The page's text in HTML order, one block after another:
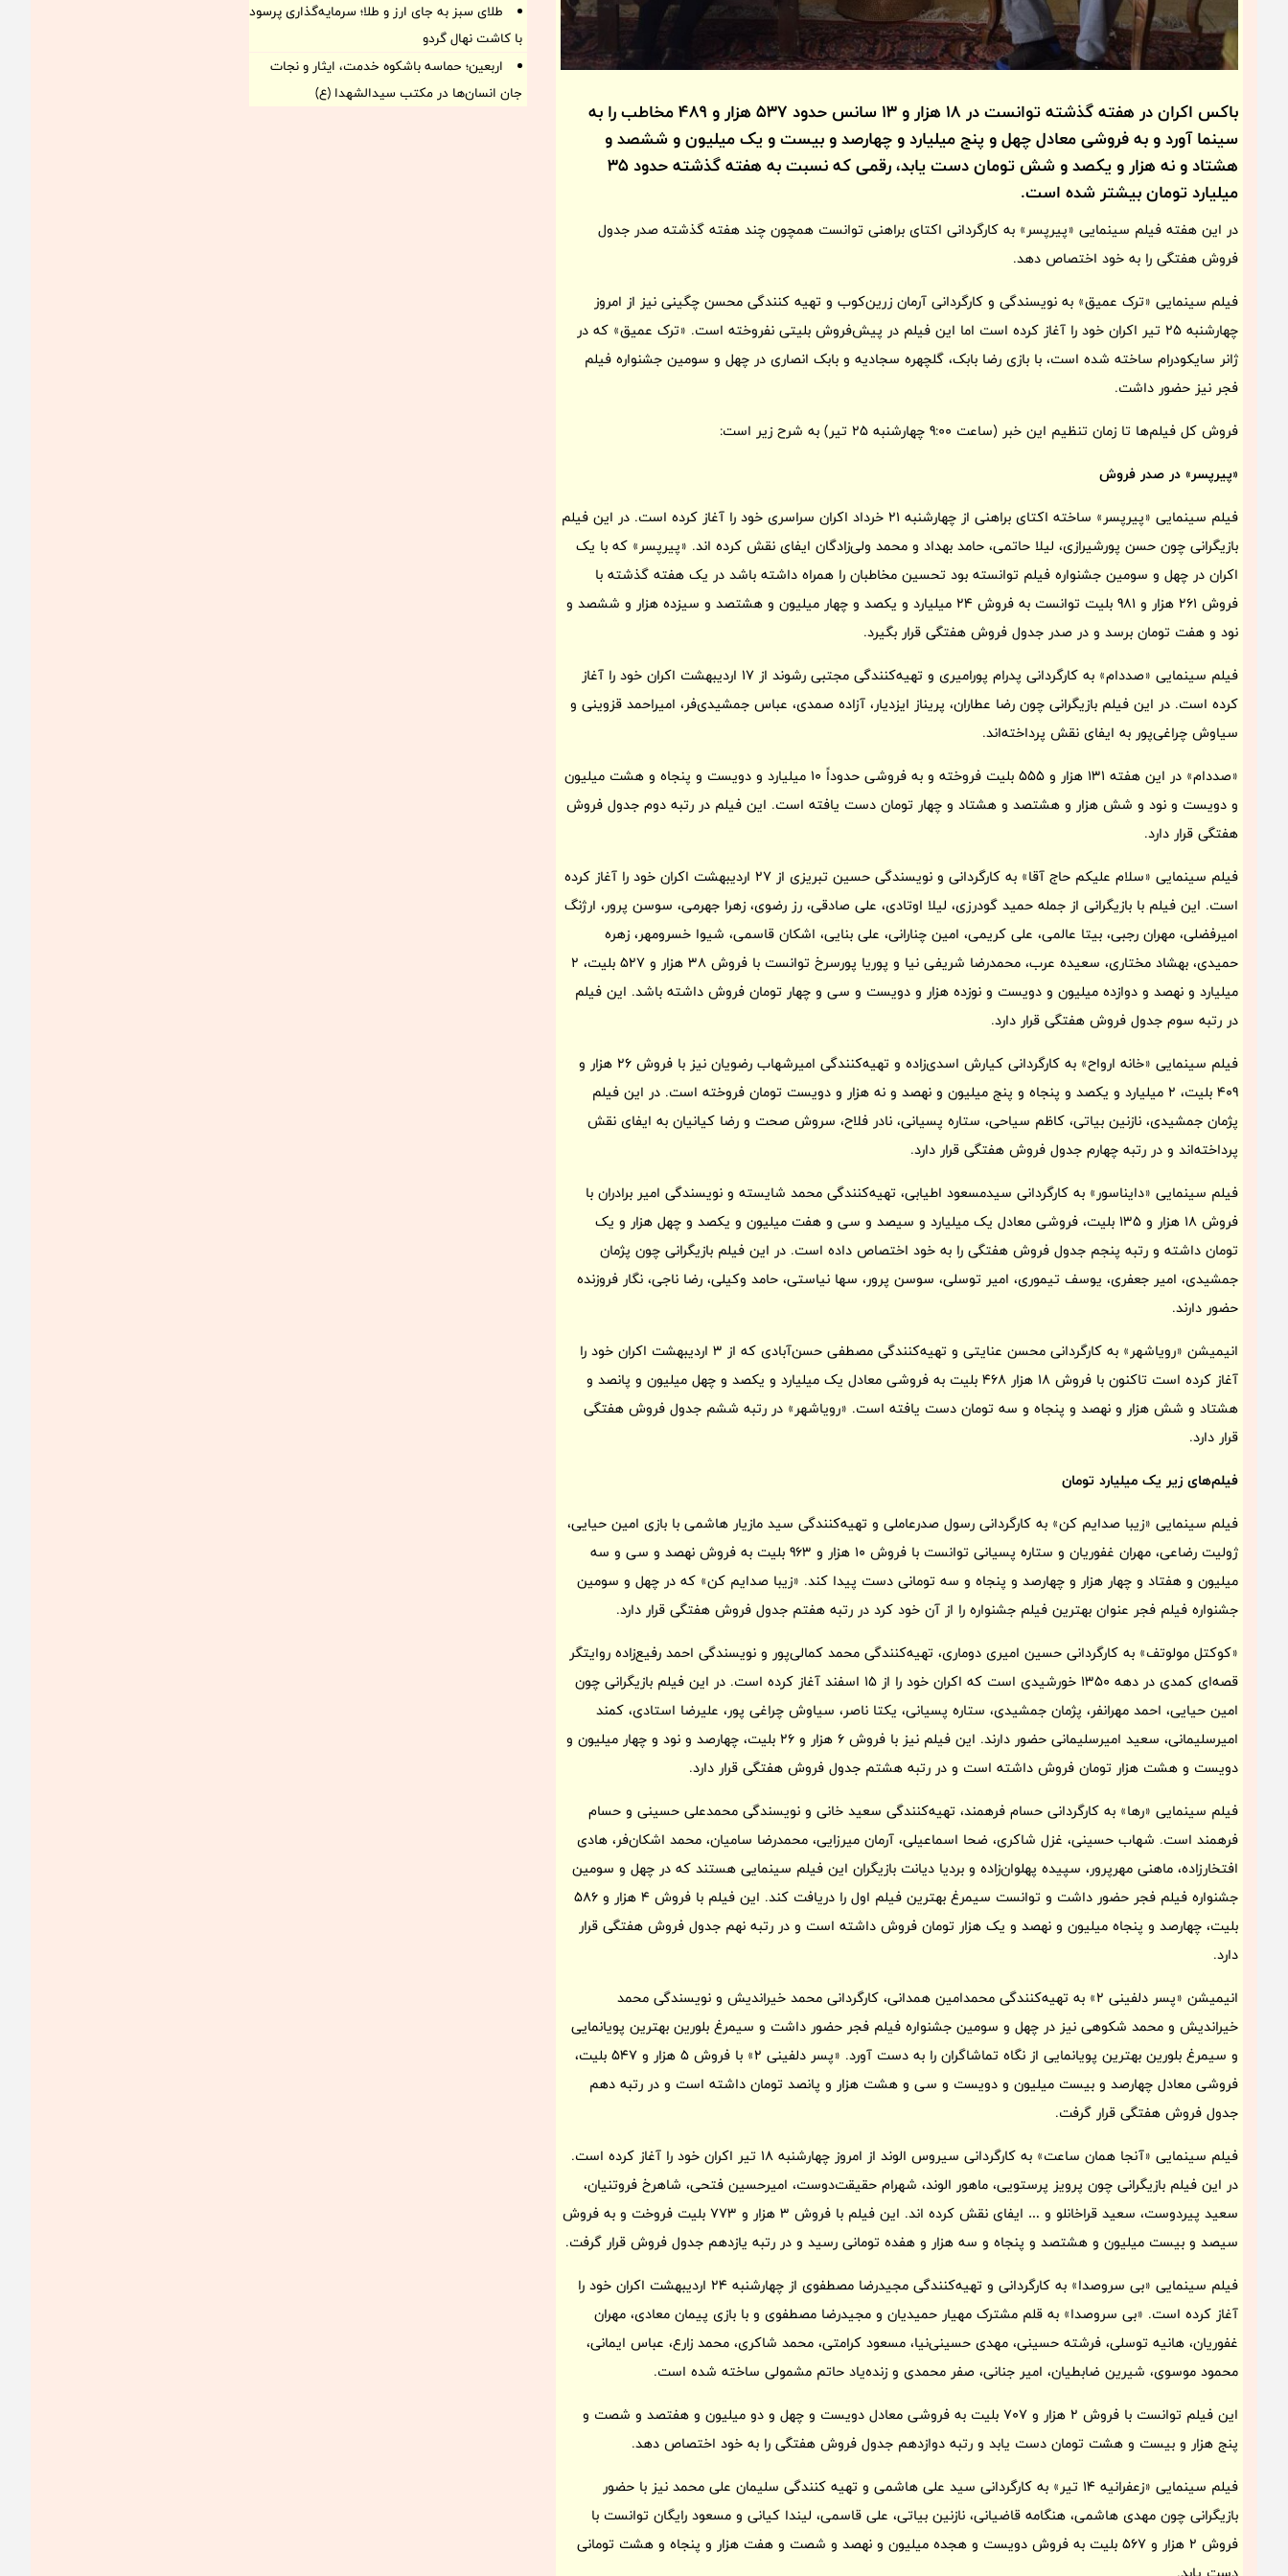
باکس اکران در هفته گذشته توانست در 18 هزار و 13 سانس حدود 537 هزار و 489 مخاطب را به
سینما آورد و به فروشی معادل چهل و پنج میلیارد و چهارصد و بیست و یک میلیون و ششصد و
هشتاد و نه هزار و یکصد و شش تومان دست یابد، رقمی که نسبت به هفته گذشته حدود 35
میلیارد تومان بیشتر شده است.
در این هفته فیلم سینمایی «پیرپسر» به کارگردانی اکتای براهنی توانست همچون چند هفته گذشته صدر جدول
فروش هفتگی را به خود اختصاص دهد.
فیلم سینمایی «ترک عمیق» به نویسندگی و کارگردانی آرمان زرین‌کوب و تهیه کنندگی محسن چگینی نیز از امروز
چهارشنبه 25 تیر اکران خود را آغاز کرده است اما این فیلم در پیش‌فروش بلیتی نفروخته است. «ترک عمیق» که در
ژانر سایکودرام ساخته شده است، با بازی رضا بابک، گلچهره سجادیه و بابک انصاری در چهل و سومین جشنواره فیلم
فجر نیز حضور داشت.
فروش کل فیلم‌ها تا زمان تنظیم این خبر (ساعت 9:00 چهارشنبه 25 تیر) به شرح زیر است:
«پیرپسر» در صدر فروش
فیلم سینمایی «پیرپسر» ساخته اکتای براهنی از چهارشنبه 21 خرداد اکران سراسری خود را آغاز کرده است. در این فیلم
بازیگرانی چون حسن پورشیرازی، لیلا حاتمی، حامد بهداد و محمد ولی‌زادگان ایفای نقش کرده اند. «پیرپسر» که با یک
اکران در چهل و سومین جشنواره فیلم توانسته بود تحسین مخاطبان را همراه داشته باشد در یک هفته گذشته با
فروش 261 هزار و 981 بلیت توانست به فروش 24 میلیارد و یکصد و چهار میلیون و هشتصد و سیزده هزار و ششصد و
نود و هفت تومان برسد و در صدر جدول فروش هفتگی قرار بگیرد.
فیلم سینمایی «صددام» به کارگردانی پدرام پورامیری و تهیه‌کنندگی مجتبی رشوند از 17 اردیبهشت اکران خود را آغاز
کرده است. در این فیلم بازیگرانی چون رضا عطاران، پریناز ایزدیار، آزاده صمدی، عباس جمشیدی‌فر، امیراحمد قزوینی و
سیاوش چراغی‌پور به ایفای نقش پرداخته‌اند.
«صددام» در این هفته 131 هزار و 555 بلیت فروخته و به فروشی حدوداً 10 میلیارد و دویست و پنجاه و هشت میلیون
و دویست و نود و شش هزار و هشتصد و هشتاد و چهار تومان دست یافته است. این فیلم در رتبه دوم جدول فروش
هفتگی قرار دارد.
فیلم سینمایی «سلام علیکم حاج آقا» به کارگردانی و نویسندگی حسین تبریزی از 27 اردیبهشت اکران خود را آغاز کرده
است. این فیلم با بازیگرانی از جمله حمید گودرزی، لیلا اوتادی، علی صادقی، رز رضوی، زهرا جهرمی، سوسن پرور، ارژنگ
امیرفضلی، مهران رجبی، بیتا عالمی، علی کریمی، امین چنارانی، علی بنایی، اشکان قاسمی، شیوا خسرومهر، زهره
حمیدی، بهشاد مختاری، سعیده عرب، محمدرضا شریفی نیا و پوریا پورسرخ توانست با فروش 38 هزار و 527 بلیت، 2
میلیارد و نهصد و دوازده میلیون و دویست و نوزده هزار و دویست و سی و چهار تومان فروش داشته باشد. این فیلم
در رتبه سوم جدول فروش هفتگی قرار دارد.
فیلم سینمایی «خانه ارواح» به کارگردانی کیارش اسدی‌زاده و تهیه‌کنندگی امیرشهاب رضویان نیز با فروش 26 هزار و
409 بلیت، 2 میلیارد و یکصد و پنجاه و پنج میلیون و نهصد و نه هزار و دویست تومان فروخته است. در این فیلم
پژمان جمشیدی، نازنین بیاتی، کاظم سیاحی، ستاره پسیانی، نادر فلاح، سروش صحت و رضا کیانیان به ایفای نقش
پرداخته‌اند و در رتبه چهارم جدول فروش هفتگی قرار دارد.
فیلم سینمایی «دایناسور» به کارگردانی سیدمسعود اطیابی، تهیه‌کنندگی محمد شایسته و نویسندگی امیر برادران با
فروش 18 هزار و 135 بلیت، فروشی معادل یک میلیارد و سیصد و سی و هفت میلیون و یکصد و چهل هزار و یک
تومان داشته و رتبه پنجم جدول فروش هفتگی را به خود اختصاص داده است. در این فیلم بازیگرانی چون پژمان
جمشیدی، امیر جعفری، یوسف تیموری، امیر توسلی، سوسن پرور، سها نیاستی، حامد وکیلی، رضا ناجی، نگار فروزنده
حضور دارند.
انیمیشن «رویاشهر» به کارگردانی محسن عنایتی و تهیه‌کنندگی مصطفی حسن‌آبادی که از 3 اردیبهشت اکران خود را
آغاز کرده است تاکنون با فروش 18 هزار 468 بلیت به فروشی معادل یک میلیارد و یکصد و چهل میلیون و پانصد و
هشتاد و شش هزار و نهصد و پنجاه و سه تومان دست یافته است. «رویاشهر» در رتبه ششم جدول فروش هفتگی
قرار دارد.
فیلم‌های زیر یک میلیارد تومان
فیلم سینمایی «زیبا صدایم کن» به کارگردانی رسول صدرعاملی و تهیه‌کنندگی سید مازیار هاشمی با بازی امین حیایی،
ژولیت رضاعی، مهران غفوریان و ستاره پسیانی توانست با فروش 10 هزار و 963 بلیت به فروش نهصد و سی و سه
میلیون و هفتاد و چهار هزار و چهارصد و پنجاه و سه تومانی دست پیدا کند. «زیبا صدایم کن» که در چهل و سومین
جشنواره فیلم فجر عنوان بهترین فیلم جشنواره را از آن خود کرد در رتبه هفتم جدول فروش هفتگی قرار دارد.
«کوکتل مولوتف» به کارگردانی حسین امیری دوماری، تهیه‌کنندگی محمد کمالی‌پور و نویسندگی احمد رفیع‌زاده روایتگر
قصه‌ای کمدی در دهه 1350 خورشیدی است که اکران خود را از 15 اسفند آغاز کرده است. در این فیلم بازیگرانی چون
امین حیایی، احمد مهرانفر، پژمان جمشیدی، ستاره پسیانی، یکتا ناصر، سیاوش چراغی پور، علیرضا استادی، کمند
امیرسلیمانی، سعید امیرسلیمانی حضور دارند. این فیلم نیز با فروش 6 هزار و 26 بلیت، چهارصد و نود و چهار میلیون و
دویست و هشت هزار تومان فروش داشته است و در رتبه هشتم جدول فروش هفتگی قرار دارد.
فیلم سینمایی «رها» به کارگردانی حسام فرهمند، تهیه‌کنندگی سعید خانی و نویسندگی محمدعلی حسینی و حسام
فرهمند است. شهاب حسینی، غزل شاکری، ضحا اسماعیلی، آرمان میرزایی، محمدرضا سامیان، محمد اشکان‌فر، هادی
افتخارزاده، ماهنی مهرپرور، سپیده پهلوان‌زاده و بردیا دیانت بازیگران این فیلم سینمایی هستند که در چهل و سومین
جشنواره فیلم فجر حضور داشت و توانست سیمرغ بهترین فیلم اول را دریافت کند. این فیلم با فروش 4 هزار و 586
بلیت، چهارصد و پنجاه میلیون و نهصد و یک هزار تومان فروش داشته است و در رتبه نهم جدول فروش هفتگی قرار
دارد.
انیمیشن «پسر دلفینی 2» به تهیه‌کنندگی محمدامین همدانی، کارگردانی محمد خیراندیش و نویسندگی محمد
خیراندیش و محمد شکوهی نیز در چهل و سومین جشنواره فیلم فجر حضور داشت و سیمرغ بلورین بهترین پویانمایی
و سیمرغ بلورین بهترین پویانمایی از نگاه تماشاگران را به دست آورد. «پسر دلفینی 2» با فروش 5 هزار و 547 بلیت،
فروشی معادل چهارصد و بیست میلیون و دویست و سی و هشت هزار و پانصد تومان داشته است و در رتبه دهم
جدول فروش هفتگی قرار گرفت.
فیلم سینمایی «آنجا همان ساعت» به کارگردانی سیروس الوند از امروز چهارشنبه 18 تیر اکران خود را آغاز کرده است.
در این فیلم بازیگرانی چون پرویز پرستویی، ماهور الوند، شهرام حقیقت‌دوست، امیرحسین فتحی، شاهرخ فروتنیان،
سعید پیردوست، سعید قراخانلو و … ایفای نقش کرده اند. این فیلم با فروش 3 هزار و 773 بلیت فروخت و به فروش
سیصد و بیست میلیون و هشتصد و پنجاه و سه هزار و هفده تومانی رسید و در رتبه یازدهم جدول فروش قرار گرفت.
فیلم سینمایی «بی سروصدا» به کارگردانی و تهیه‌کنندگی مجیدرضا مصطفوی از چهارشنبه 24 اردیبهشت اکران خود را
آغاز کرده است. «بی سروصدا» به قلم مشترک مهیار حمیدیان و مجیدرضا مصطفوی و با بازی پیمان معادی، مهران
غفوریان، هانیه توسلی، فرشته حسینی، مهدی حسینی‌نیا، مسعود کرامتی، محمد شاکری، محمد زارع، عباس ایمانی،
محمود موسوی، شیرین ضابطیان، امیر جنانی، صفر محمدی و زنده‌یاد حاتم مشمولی ساخته شده است.
این فیلم توانست با فروش 2 هزار و 707 بلیت به فروشی معادل دویست و چهل و دو میلیون و هفتصد و شصت و
پنج هزار و بیست و هشت تومان دست یابد و رتبه دوازدهم جدول فروش هفتگی را به خود اختصاص دهد.
فیلم سینمایی «زعفرانیه 14 تیر» به کارگردانی سید علی هاشمی و تهیه کنندگی سلیمان علی محمد نیز با حضور
بازیگرانی چون مهدی هاشمی، هنگامه قاضیانی، نازنین بیاتی، علی قاسمی، لیندا کیانی و مسعود رایگان توانست با
فروش 2 هزار و 567 بلیت به فروش دویست و هجده میلیون و نهصد و شصت و هفت هزار و پنجاه و هشت تومانی
طلای سبز به جای ارز و طلا؛ سرمایه‌گذاری پرسود
با کاشت نهال گردو
اربعین؛ حماسه باشکوه خدمت، ایثار و نجات
جان انسان‌ها در مکتب سیدالشهدا (ع)